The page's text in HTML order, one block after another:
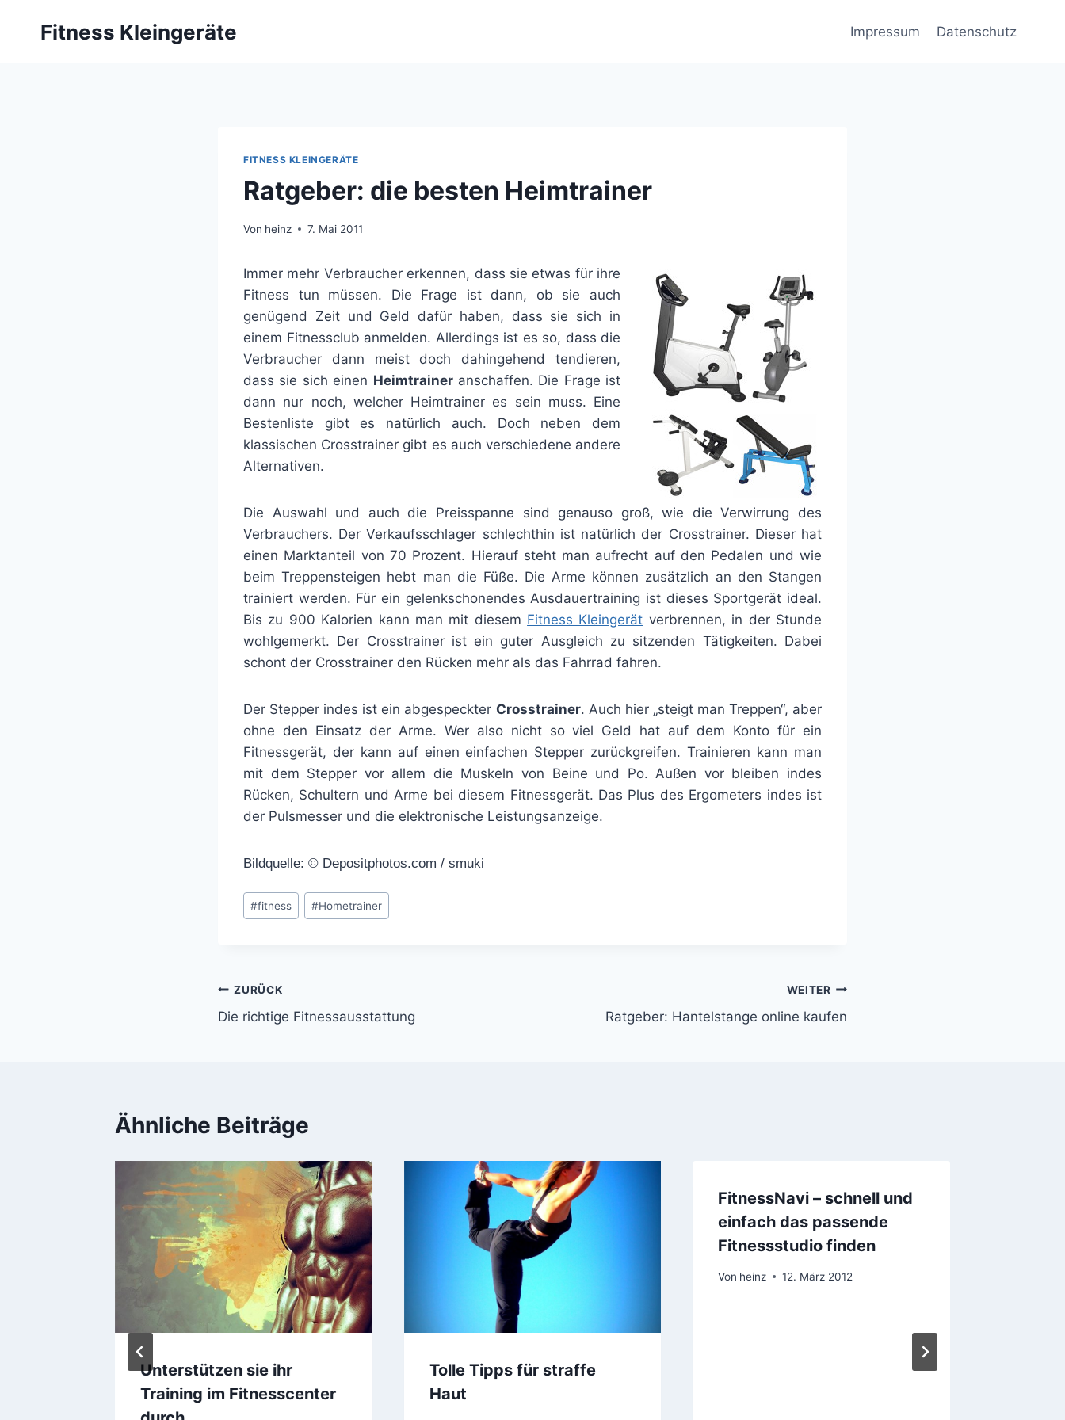
Fitness Kleingeräte Impressum Datenschutz
FITNESS KLEINGERÄTE
Ratgeber: die besten Heimtrainer
Von heinz 7. Mai 2011
Immer mehr Verbraucher erkennen, dass sie etwas für ihre
Fitness tun müssen. Die Frage ist dann, ob sie auch
genügend Zeit und Geld dafür haben, dass sie sich in
einem Fitnessclub anmelden. Allerdings ist es so, dass die
Verbraucher dann meist doch dahingehend tendieren,
dass sie sich einen Heimtraineranschaffen. Die Frage ist
dann nur noch, welcher Heimtrainer es sein muss. Eine
Bestenliste gibt es natürlich auch. Doch neben dem
klassischen Crosstrainer gibt es auch verschiedene andere
Alternativen.
Die Auswahl und auch die Preisspanne sind genauso groß, wie die Verwirrung des
Verbrauchers. Der Verkaufsschlager schlechthin ist natürlich der Crosstrainer. Dieser hat
einen Marktanteil von 70 Prozent. Hierauf steht man aufrecht auf den Pedalen und wie
beim Treppensteigen hebt man die Füße. Die Arme können zusätzlich an den Stangen
trainiert werden. Für ein gelenkschonendes Ausdauertraining ist dieses Sportgerät ideal.
Bis zu 900 Kalorien kann man mit diesem Fitness Kleingerät verbrennen, in der Stunde
wohlgemerkt. Der Crosstrainer ist ein guter Ausgleich zu sitzenden Tätigkeiten. Dabei
schont der Crosstrainer den Rücken mehr als das Fahrrad fahren.
Der Stepper indes ist ein abgespeckter Crosstrainer. Auch hier „steigt man Treppen“, aber
ohne den Einsatz der Arme. Wer also nicht so viel Geld hat auf dem Konto für ein
Fitnessgerät, der kann auf einen einfachen Stepper zurückgreifen. Trainieren kann man
mit dem Stepper vor allem die Muskeln von Beine und Po. Außen vor bleiben indes
Rücken, Schultern und Arme bei diesem Fitnessgerät. Das Plus des Ergometers indes ist
der Pulsmesser und die elektronische Leistungsanzeige.
Bildquelle: © Depositphotos.com / smuki
Schlagworte:
#fitness #Hometrainer
Beitragsnavigation
ZURÜCK
Die richtige Fitnessausstattung
WEITER
Ratgeber: Hantelstange online kaufen
Ähnliche Beiträge
Unterstützen sie ihr
Training im Fitnesscenter
Tolle Tipps für straffe
Haut
FitnessNavi – schnell und
einfach das passende
Fitnessstudio finden
Von heinz 12. März 2012